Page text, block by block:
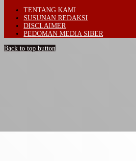
TENTANG KAMI
SUSUNAN REDAKSI
DISCLAIMER
PEDOMAN MEDIA SIBER
Back to top button